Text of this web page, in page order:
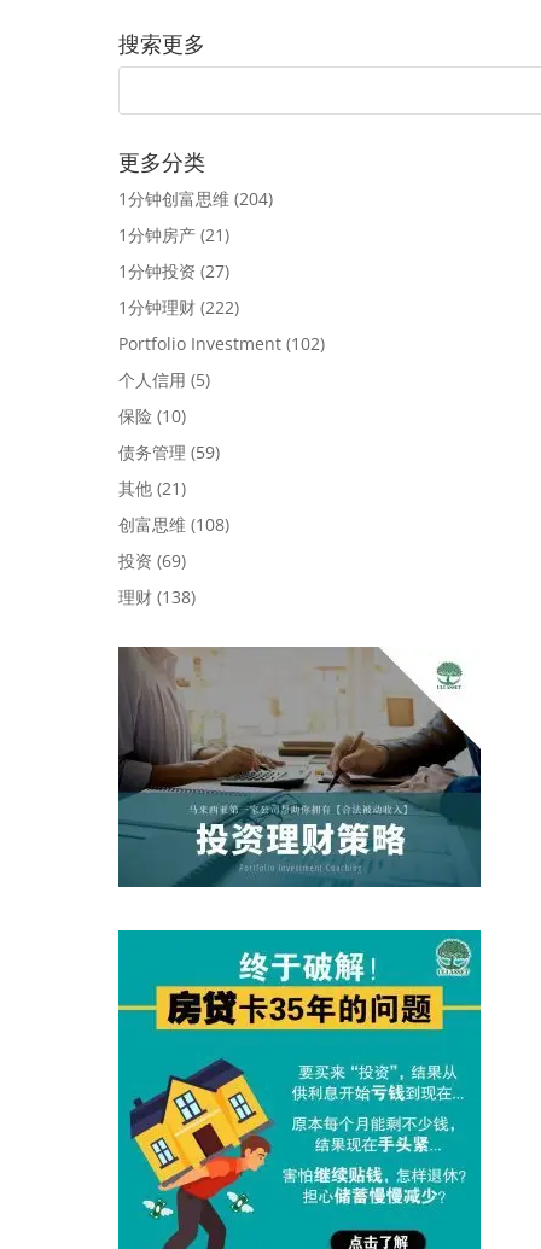
搜索更多
更多分类
1分钟创富思维 (204)
1分钟房产 (21)
1分钟投资 (27)
1分钟理财 (222)
Portfolio Investment (102)
个人信用 (5)
保险 (10)
债务管理 (59)
其他 (21)
创富思维 (108)
投资 (69)
理财 (138)